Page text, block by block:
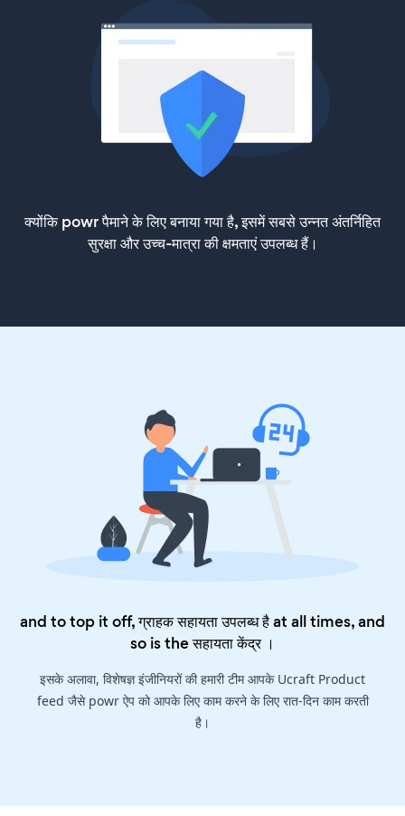
क्योंकि powr पैमाने के लिए बनाया गया है, इसमें सबसे उन्नत अंतर्निहित
सुरक्षा और उच्च-मात्रा की क्षमताएं उपलब्ध हैं।
and to top it off, ग्राहक सहायता उपलब्ध है at all times, and
so is theसहायता केंद्र।
इसके अलावा, विशेषज्ञ इंजीनियरों की हमारी टीम आपके Ucraft Product
feed जैसे powr ऐप को आपके लिए काम करने के लिए रात-दिन काम करती
है।